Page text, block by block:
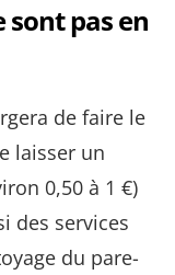
sont pas en
de faire le
laisser un
0,50 à 1 €)
des services
du pare-